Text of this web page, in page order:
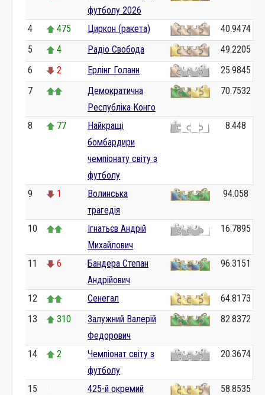
футболу 2026
4 475 Циркон (ракета)
40.9474
5
4 Радіо Свобода
49.2205
6
2 Ерлінг Голанн
25.9845
7
Демократична
Республіка Конго
70.7532
8 77
Найкращі
бомбардири
чемпіонату світу з
футболу
8.448
9 1
Волинська
трагедія
94.058
10
Ігнатьєв Андрій
Михайлович
16.7895
11 6
Бандера Степан
Андрійович
96.3151
12 Сенегал
64.8173
13
310
Залужний Валерій
Федорович
82.8372
14 2
Чемпіонат світу з
футболу
20.3674
15
425-й окремий
58.8535